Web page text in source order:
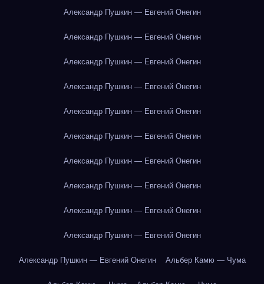
Александр Пушкин — Евгений Онегин
Александр Пушкин — Евгений Онегин
Александр Пушкин — Евгений Онегин
Александр Пушкин — Евгений Онегин
Александр Пушкин — Евгений Онегин
Александр Пушкин — Евгений Онегин
Александр Пушкин — Евгений Онегин
Александр Пушкин — Евгений Онегин
Александр Пушкин — Евгений Онегин
Александр Пушкин — Евгений Онегин
Александр Пушкин — Евгений Онегин Альбер Камю — Чума